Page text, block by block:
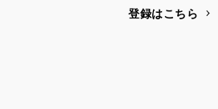
登録はこちら